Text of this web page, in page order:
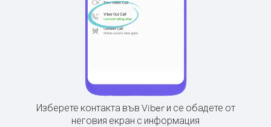
Изберете контакта във Viber и се обадете от
неговия екран с информация